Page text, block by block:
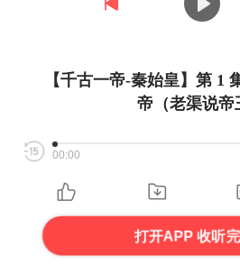
【千古一帝-秦始皇】第 1
帝（老渠说帝
00:00
打开APP 收听